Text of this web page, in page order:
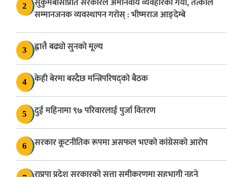
2
सम्मानजनक व्यवस्थापन गरोस् : भीष्मराज आङ्देम्बे
3 ह्वात्तै बढ्यो सुनको मूल्य
4 केही बेरमा बस्दैछ मन्त्रिपरिषद्को बैठक
5 दुई महिनामा ९७ परिवारलाई पुर्जा वितरण
6 सरकार कूटनीतिक रूपमा असफल भएको कांग्रेसको आरोप